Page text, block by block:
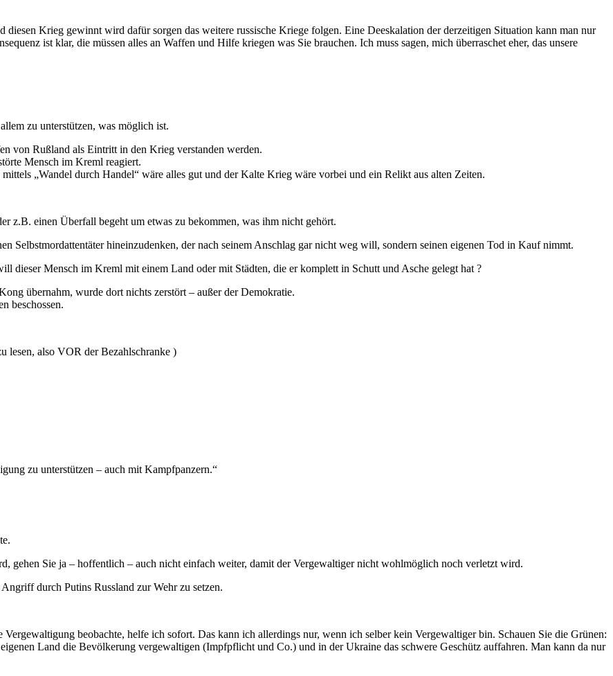
diesen Krieg gewinnt wird dafür sorgen das weitere russische Kriege folgen. Eine Deeskalation der derzeitigen Situation kann man nur
ist klar, die müssen alles an Waffen und Hilfe kriegen was Sie brauchen. Ich muss sagen, mich überraschet eher, das unsere
zu unterstützen, was möglich ist.
von Rußland als Eintritt in den Krieg verstanden werden.
Mensch im Kreml reagiert.
„Wandel durch Handel“ wäre alles gut und der Kalte Krieg wäre vorbei und ein Relikt aus alten Zeiten.
z.B. einen Überfall begeht um etwas zu bekommen, was ihm nicht gehört.
Selbstmordattentäter hineinzudenken, der nach seinem Anschlag gar nicht weg will, sondern seinen eigenen Tod in Kauf nimmt.
dieser Mensch im Kreml mit einem Land oder mit Städten, die er komplett in Schutt und Asche gelegt hat ?
übernahm, wurde dort nichts zerstört – außer der Demokratie.
beschossen.
lesen, also VOR der Bezahlschranke )
zu unterstützen – auch mit Kampfpanzern.“
gehen Sie ja – hoffentlich – auch nicht einfach weiter, damit der Vergewaltiger nicht wohlmöglich noch verletzt wird.
durch Putins Russland zur Wehr zu setzen.
beobachte, helfe ich sofort. Das kann ich allerdings nur, wenn ich selber kein Vergewaltiger bin. Schauen Sie die Grünen:
Land die Bevölkerung vergewaltigen (Impfpflicht und Co.) und in der Ukraine das schwere Geschütz auffahren. Man kann da nur